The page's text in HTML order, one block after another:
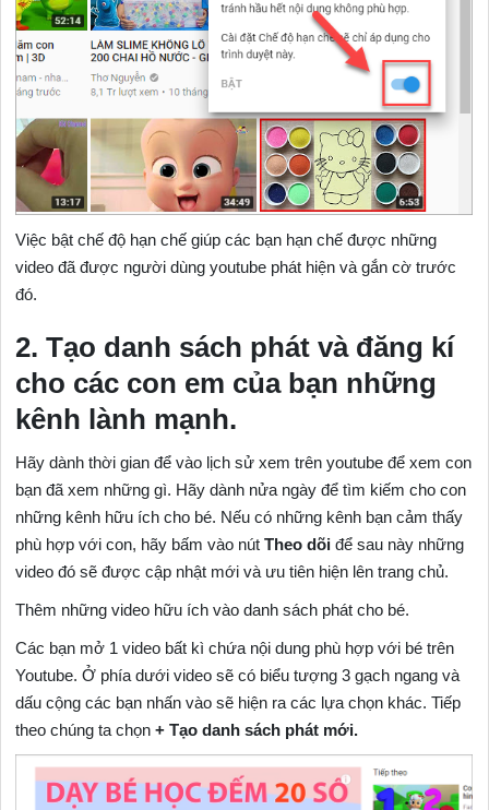
Việc bật chế độ hạn chế giúp các bạn hạn chế được những
video đã được người dùng youtube phát hiện và gắn cờ trước
đó.
2. Tạo danh sách phát và đăng kí
cho các con em của bạn những
kênh lành mạnh.
Hãy dành thời gian để vào lịch sử xem trên youtube để xem con
bạn đã xem những gì. Hãy dành nửa ngày để tìm kiếm cho con
những kênh hữu ích cho bé. Nếu có những kênh bạn cảm thấy
phù hợp với con, hãy bấm vào nútTheo dõi để sau này những
video đó sẽ được cập nhật mới và ưu tiên hiện lên trang chủ.
Thêm những video hữu ích vào danh sách phát cho bé.
Các bạn mở 1 video bất kì chứa nội dung phù hợp với bé trên
Youtube. Ở phía dưới video sẽ có biểu tượng 3 gạch ngang và
dấu cộng các bạn nhấn vào sẽ hiện ra các lựa chọn khác. Tiếp
theo chúng ta chọn+ Tạo danh sách phát mới.